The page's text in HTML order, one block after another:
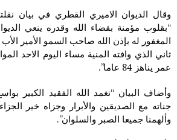
وقال الديوان الاميري القطري في بيان
“بقلوب مؤمنة بقضاء الله وقدره ينعي
المغفور له بإذن الله صاحب السمو الأمير
عمر يناهز 84 عاما”.
وأضاف البيان “تغمد الله الفقيد الكبير
جناته مع الصديقين والأبرار وجزاه خير
وألهمنا جميعا الصبر والسلوان”.